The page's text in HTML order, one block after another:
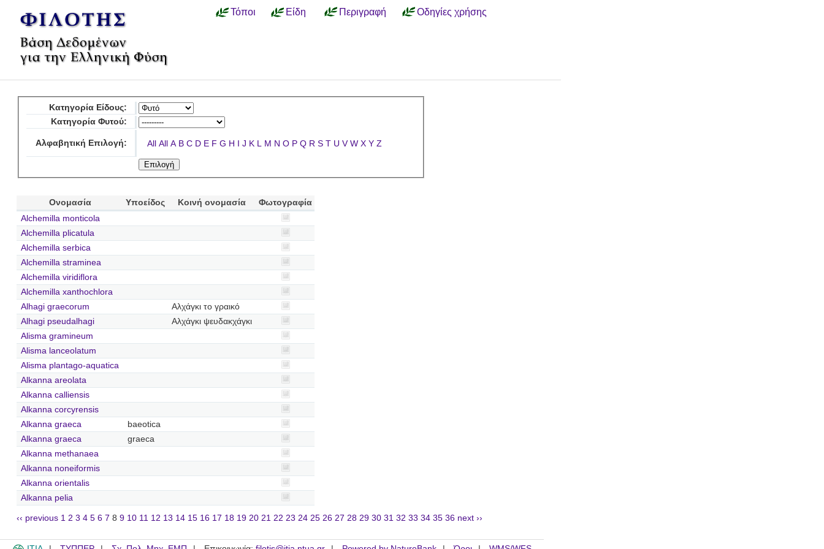
Τόποι Είδη Περιγραφή Οδηγίες χρήσης
Κατηγορία Είδους:
Κατηγορία Φυτού:
Αλφαβητική Επιλογή: All All A B C D E F G H I J K L M N O P Q R S T U V W X Y Z
Ονομασία Υποείδος Κοινή ονομασία
Φωτογραφία
Alchemilla monticola
Alchemilla plicatula
Alchemilla serbica
Alchemilla straminea
Alchemilla viridiflora
Alchemilla xanthochlora
Alhagi graecorum
Αλχάγκι το γραικό
Alhagi pseudalhagi
Αλχάγκι ψευδακχάγκι
Alisma gramineum
Alisma lanceolatum
Alisma plantago-aquatica
Alkanna areolata
Alkanna calliensis
Alkanna corcyrensis
Alkanna graeca
baeotica
Alkanna graeca
graeca
Alkanna methanaea
Alkanna noneiformis
Alkanna orientalis
Alkanna pelia
‹‹ previous 1 2 3 4 5 6 7 8 9 10 11 12 13 14 15 16 17 18 19 20 21 22 23 24 25 26 27 28 29 30 31 32 33 34 35 36 next ››